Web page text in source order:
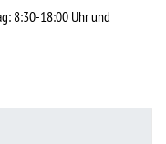
8:30-18:00 Uhr und